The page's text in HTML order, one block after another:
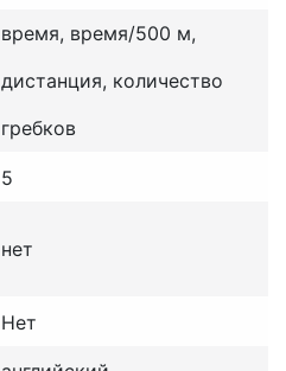
время, время/500 м,
дистанция, количество
гребков
5
нет
Нет